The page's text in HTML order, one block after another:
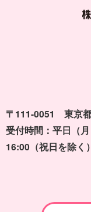
〒111-0051 東京
受付時間：平日（
16:00（祝日を除く）